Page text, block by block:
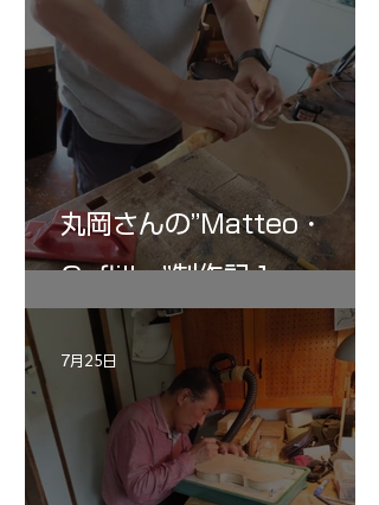
丸岡さんの”Matteo・
Gofliller”制作記１
7月25日